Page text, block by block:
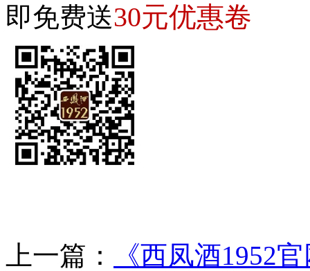
即免费送30元优惠卷
上一篇：
《西凤酒1952